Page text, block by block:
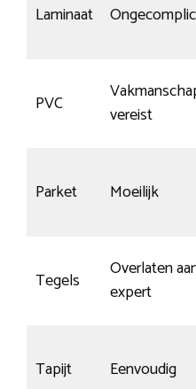
Laminaat
PVC
vereist
Parket Moeilijk
Tegels
Overlaten
expert
Tapijt Eenvoudig